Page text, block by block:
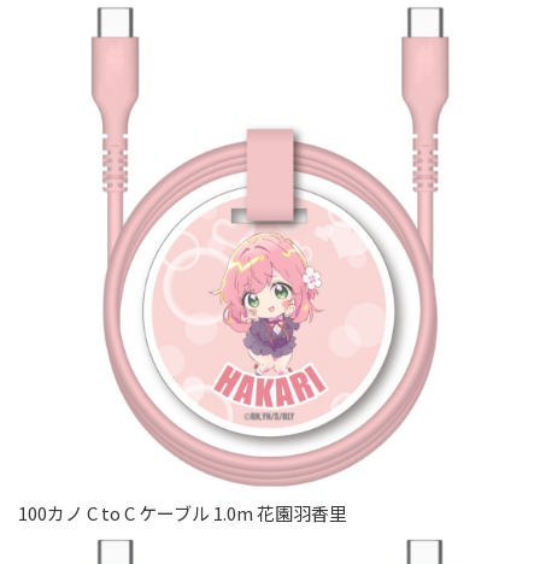
100カノ C to C ケーブル 1.0m 花園羽香里